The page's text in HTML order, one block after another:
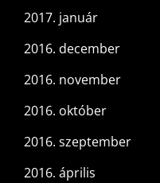
2017. január
2016. december
2016. november
2016. október
2016. szeptember
2016. április